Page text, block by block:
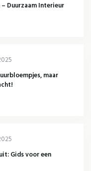
Ja, da's slim, wil ik!
akkoord met de
Duurzaam Interieur
maar
Gids voor een